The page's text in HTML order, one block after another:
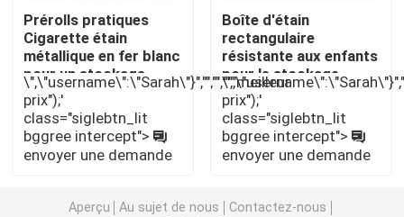
Emballage de mauvaises herbes Mylar
Pot en verre de mauvaise herbe
Pot de mauvaises herbes en plastique
Prérolls pratiques
Cigarette étain
métallique en fer blanc
pour un stockage
durable et élégant
\",\"username\":\"Sarah\"}","","","","meilleur
prix");'
class="siglebtn_lit
bggree intercept">
envoyer une demande
Boîte d'étain
rectangulaire
résistante aux enfants
pour le stockage
sécurisé de 0,5 g de
préservatifs et de
produits comestibles
prix");'
class="siglebtn_lit
bggree intercept">
envoyer une demande
Aperçu Au sujet de nous
Contactez-nous